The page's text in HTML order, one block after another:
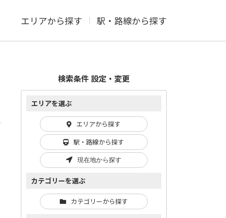
エリアから探す 駅・路線から探す
検索条件 設定・変更
エリアを選ぶ
エリアから探す
駅・路線から探す
現在地から探す
カテゴリーを選ぶ
カテゴリーから探す